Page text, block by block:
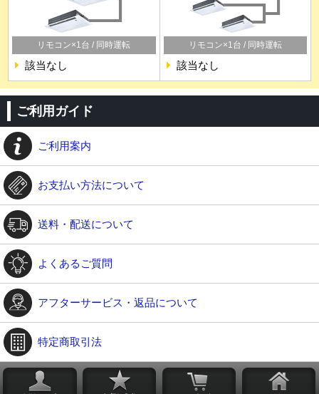
リモコン×1台 / 同時運転
該当なし
リモコン×1台 / 同時運転
該当なし
ご利用ガイド
ご利用案内
お支払い方法について
送料・配送について
よくあるご質問
アフターサービス・返品について
特定商取引法